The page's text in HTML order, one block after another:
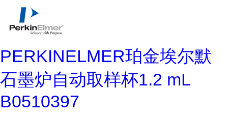
PERKINELMER珀金埃尔默
石墨炉自动取样杯1.2 mL
B0510397